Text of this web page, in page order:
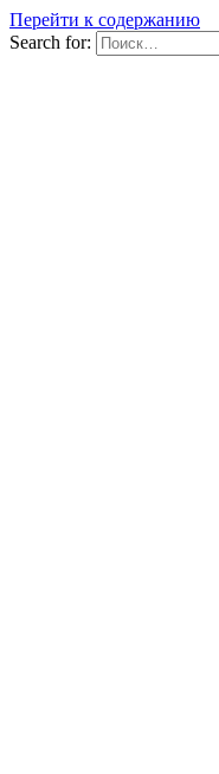
Перейти к содержанию
Search for: